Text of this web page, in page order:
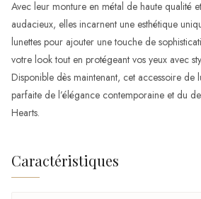
Avec leur monture en métal de haute qualité
audacieux, elles incarnent une esthétique
lunettes pour ajouter une touche de
votre look tout en protégeant vos yeux avec
Disponible dès maintenant, cet accessoire de
parfaite de l’élégance contemporaine et du
Hearts.
Caractéristiques